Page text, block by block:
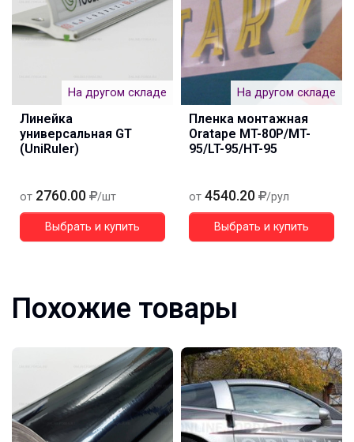
На другом складе
Линейка
универсальная GT
(UniRuler)
от 2760.00 /шт
Выбрать и купить
На другом складе
Пленка монтажная
Oratape MT-80P/MT-
95/LT-95/HT-95
от 4540.20 /рул
Выбрать и купить
Похожие товары